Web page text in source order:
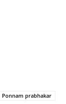
Ponnam prabhakar